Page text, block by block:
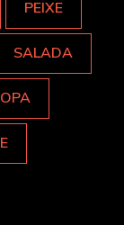
PEIXE
SALADA